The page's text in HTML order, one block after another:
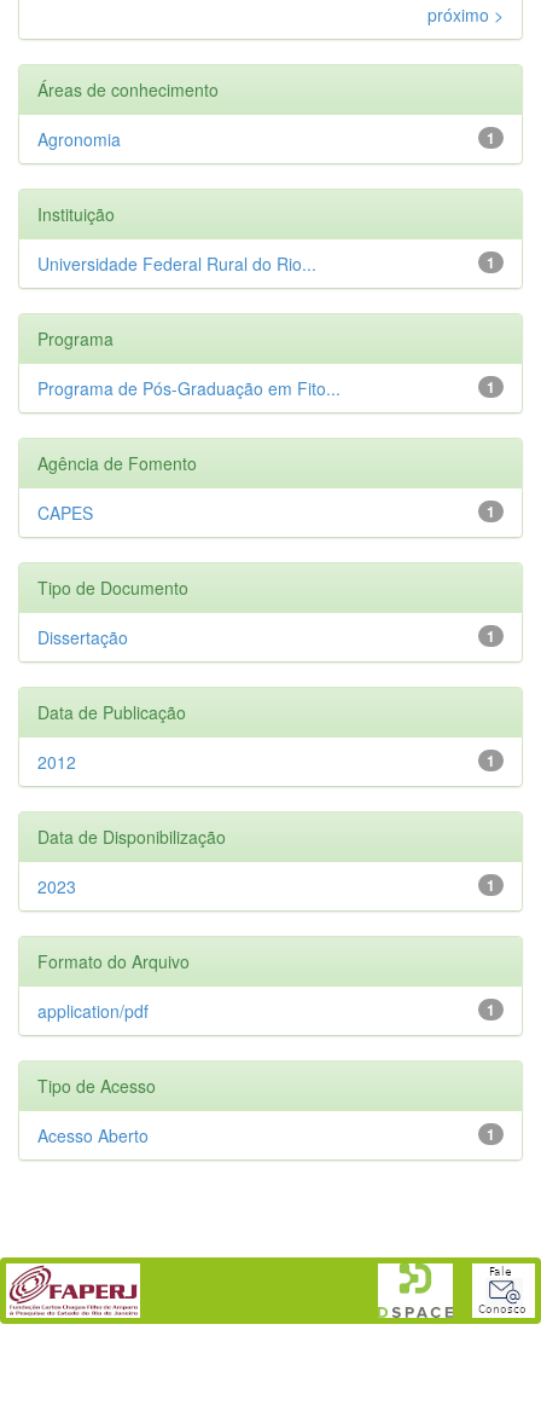
próximo >
Áreas de conhecimento
1
Agronomia
Instituição
1
Universidade Federal Rural do Rio...
Programa
1
Programa de Pós-Graduação em Fito...
Agência de Fomento
1
CAPES
Tipo de Documento
1
Dissertação
Data de Publicação
1
2012
Data de Disponibilização
1
2023
Formato do Arquivo
1
application/pdf
Tipo de Acesso
1
Acesso Aberto